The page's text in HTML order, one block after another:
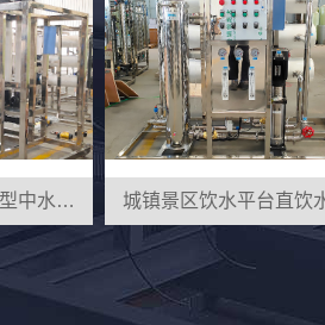
化工电镀等工业大型中水净化回用设备